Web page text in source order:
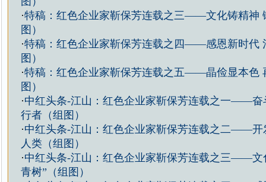
·特稿：红色企业家靳保芳连载之三——文化铸精神
图）
·特稿：红色企业家靳保芳连载之四——感恩新时代
图）
·特稿：红色企业家靳保芳连载之五——晶俭显本色
图）
·中红头条-江山：红色企业家靳保芳连载之一——奋
行者（组图）
·中红头条-江山：红色企业家靳保芳连载之二——开
人类（组图）
·中红头条-江山：红色企业家靳保芳连载之三——文
青树”（组图）